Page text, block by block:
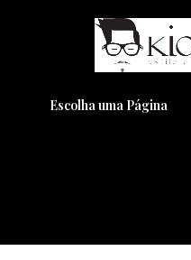
Escolha uma Página
Pensando